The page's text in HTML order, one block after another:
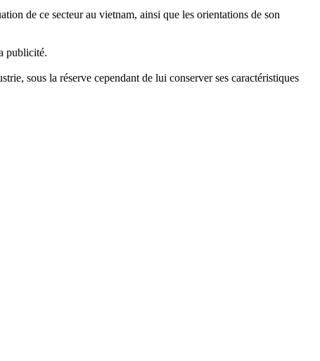
de ce secteur au vietnam, ainsi que les orientations de son
publicité.
sous la réserve cependant de lui conserver ses caractéristiques